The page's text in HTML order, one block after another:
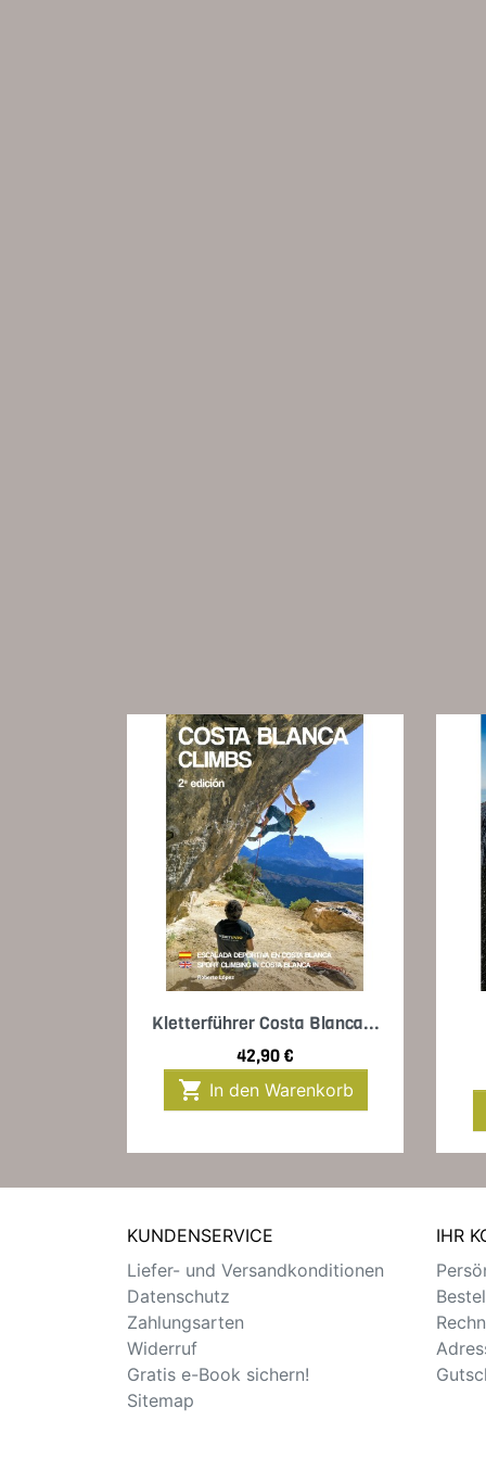
 Vorschau
Kletterführer Costa Blanca...
Preis
42,90 €
 In den Warenkorb
KUNDENSERVICE
Liefer- und Versandkonditionen
Datenschutz
Zahlungsarten
Widerruf
Gratis e-Book sichern!
Sitemap
IHR